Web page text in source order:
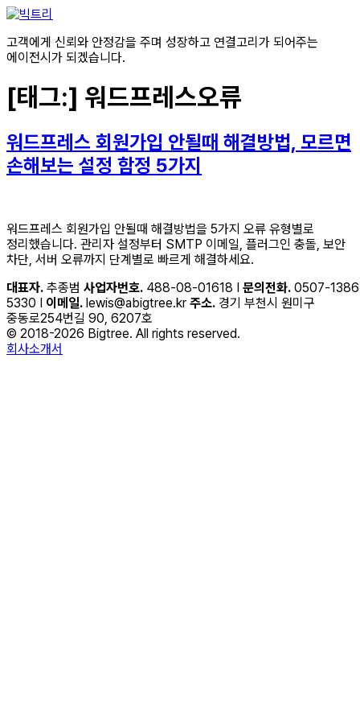
콘텐츠로
고객에게 신뢰와 안정감을 주며 성장하고 연결고리가 되어주는
에이전시가 되겠습니다.
[태그:] 워드프레스오류
워드프레스 회원가입 안될때 해결방법, 모르면
손해보는 설정 함정 5가지
워드프레스 회원가입 안될때 해결방법을 5가지 오류 유형별로
정리했습니다. 관리자 설정부터 SMTP 이메일, 플러그인 충돌, 보안
차단, 서버 오류까지 단계별로 빠르게 해결하세요.
대표자. 추종범 사업자번호. 488-08-01618 I 문의전화. 0507-
5330 I 이메일. lewis@abigtree.kr 주소. 경기 부천시 원미구
중동로254번길 90, 6207호
© 2018-2026 Bigtree. All rights reserved.
회사소개서